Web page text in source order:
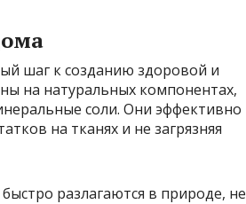
шаг к созданию здоровой и
на натуральных компонентах,
соли. Они эффективно
на тканях и не загрязняя
разлагаются в природе, не